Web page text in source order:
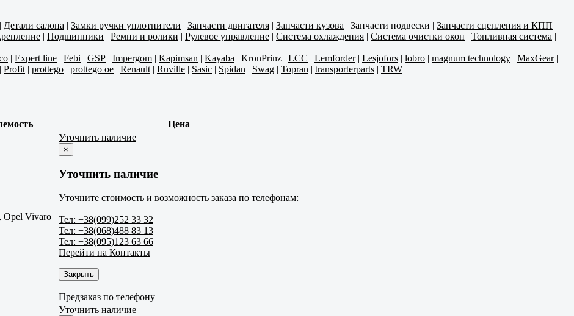
| Детали салона | Замки ручки уплотнители | Запчасти двигателя | Запчасти кузова | Запчасти подвески | Запчасти сцепления и КПП |
| Подшипники | Ремни и ролики | Рулевое управление | Система охлаждения | Система очистки окон | Топливная система |
| Expert line | Febi | GSP | Impergom | Kapimsan | Kayaba | KronPrinz | LCC | Lemforder| Lesjofors | lobro | magnum technology | MaxGear|
| Profit | prottego | prottego oe | Renault | Ruville | Sasic | Spidan | Swag | Topran | transporterparts | TRW
Цена
Opel Vivaro
Уточнить наличие
×
Уточнить наличие
Уточните стоимость и возможность заказа по телефонам:
Тел: +38(099)252 33 32
Тел: +38(068)488 83 13
Тел: +38(095)123 63 66
Перейти на Контакты
Закрыть
Предзаказ по телефону
Уточнить наличие